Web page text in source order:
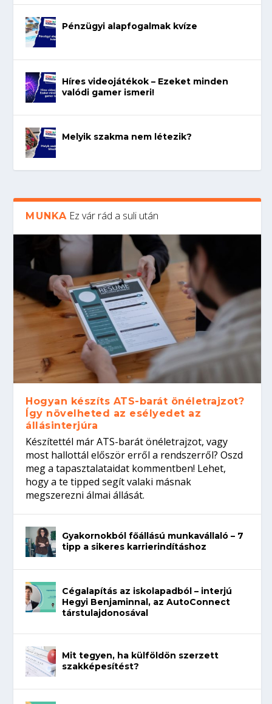
Pénzügyi alapfogalmak kvíze
Híres videojátékok – Ezeket minden
valódi gamer ismeri!
Melyik szakma nem létezik?
MUNKA Ez vár rád a suli után
Hogyan készíts ATS-barát önéletrajzot?
Így növelheted az esélyedet az
állásinterjúra
Készítettél már ATS-barát önéletrajzot, vagy
most hallottál először erről a rendszerről? Oszd
meg a tapasztalataidat kommentben! Lehet,
hogy a te tipped segít valaki másnak
megszerezni álmai állását.
Gyakornokból főállású munkavállaló – 7
tipp a sikeres karrierindításhoz
Cégalapítás az iskolapadból – interjú
Hegyi Benjaminnal, az AutoConnect
társtulajdonosával
Mit tegyen, ha külföldön szerzett
szakképesítést?